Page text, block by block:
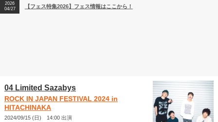
2026
04/27
【フェス特集2026】フェス情報はここから！
04 Limited Sazabys
ROCK IN JAPAN FESTIVAL 2024 in
HITACHINAKA
2024/09/15 (日) 14:00 出演